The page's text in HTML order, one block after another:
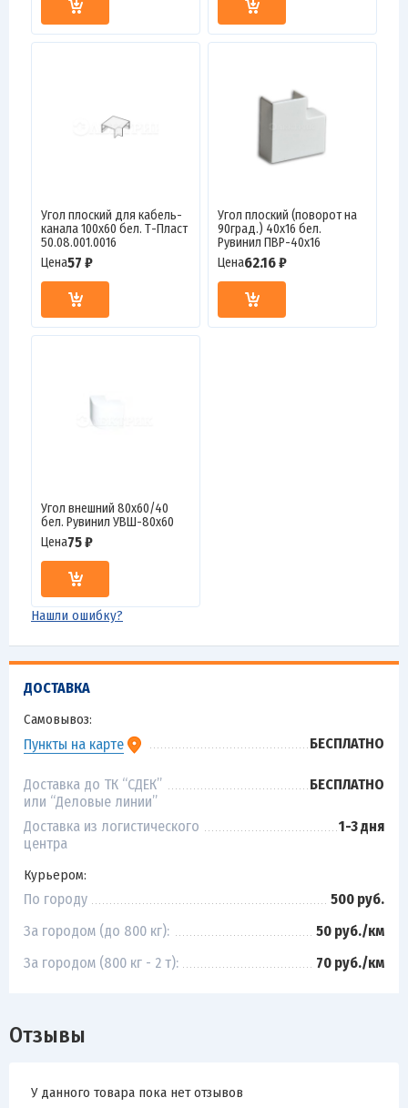
ДОСТАВКА
Самовывоз:
Пункты на карте БЕСПЛАТНО
Доставка до ТК “СДЕК”
или “Деловые линии”
БЕСПЛАТНО
Доставка из логистического
центра
1-3 дня
Курьером:
По городу
500 руб.
За городом (до 800 кг):
50 руб./км
За городом (800 кг - 2 т):
70 руб./км
Угол плоский для кабель-
канала 100х60 бел. Т-Пласт
50.08.001.0016
Цена57 ₽
Угол плоский (поворот на
90град.) 40х16 бел.
Рувинил ПВР-40х16
Цена62.16 ₽
Угол внешний 80х60/40
бел. Рувинил УВШ-80х60
Цена75 ₽
Нашли ошибку?
Отзывы
У данного товара пока нет отзывов